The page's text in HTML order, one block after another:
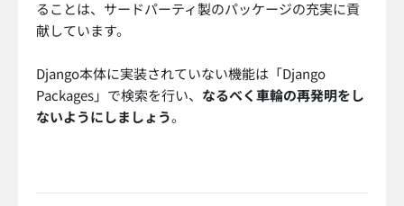
ることは、サードパーティ製のパッケージの充実に貢
献しています。
Django本体に実装されていない機能は「Django
Packages」で検索を行い、 なるべく車輪の再発明をし
ないようにしましょう。